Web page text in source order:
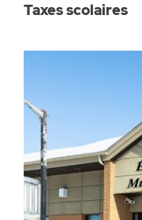
Taxes scolaires